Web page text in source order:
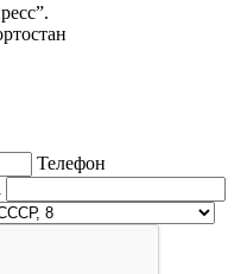
Телефон